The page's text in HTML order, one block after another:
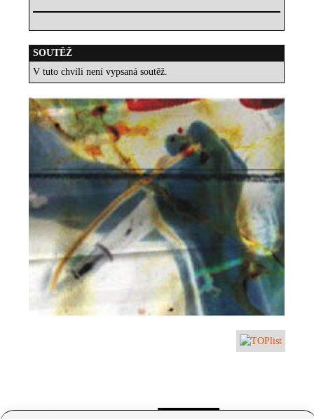
SOUTĚŽ
V tuto chvíli není vypsaná soutěž.